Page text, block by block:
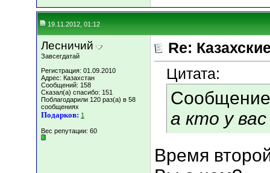
19.11.2012, 01:12
Лесничий
Завсегдатай
Регистрация: 01.09.2010
Адрес: Казахстан
Сообщений: 158
Сказал(а) спасибо: 151
Поблагодарили 120 раз(а) в 58
сообщениях
Подарков: 1
Вес репутации: 60
Re:
Цитата:
а кто у
Время